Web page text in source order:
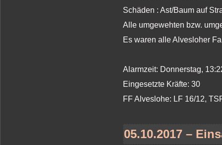
Schäden : Ast/Baum auf
Alle umgewehten bzw.
Es waren alle Alvesloher
Alarmzeit: Donnerstag,
Eingesetzte Kräfte: 30
FF Alveslohe: LF 16/12,
05.10.2017 –